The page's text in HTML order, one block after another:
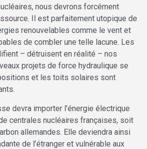
nous devrons forcément
Il est parfaitement utopique de
renouvelables comme le vent et
de combler une telle lacune. Les
– détruisent en réalité – nos
projets de force hydraulique se
et les toits solaires sont
devra importer l’énergie électrique
centrales nucléaires françaises, soit
allemandes. Elle deviendra ainsi
de l’étranger et vulnérable aux